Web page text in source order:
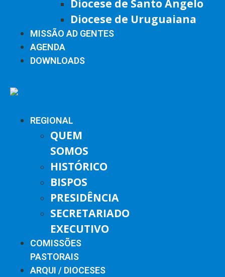
Diocese de Santo Ângelo
Diocese de Uruguaiana
MISSÃO AD GENTES
AGENDA
DOWNLOADS
REGIONAL
QUEM
SOMOS
HISTÓRICO
BISPOS
PRESIDÊNCIA
SECRETARIADO
EXECUTIVO
COMISSÕES
PASTORAIS
ARQUI / DIOCESES